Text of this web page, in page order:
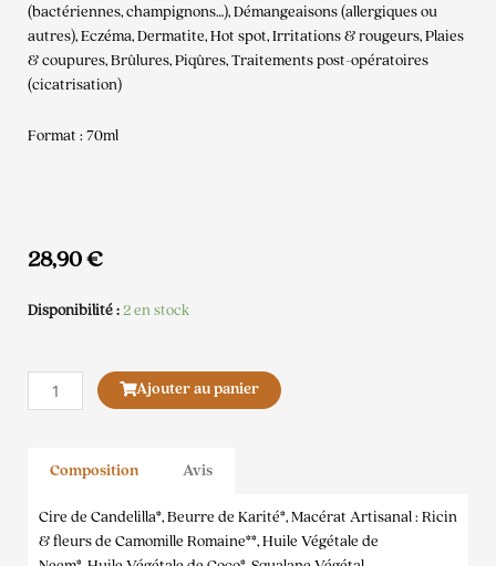
(bactériennes, champignons…), Démangeaisons (allergiques ou
autres), Eczéma, Dermatite, Hot spot, Irritations & rougeurs, Plaies
& coupures, Brûlures, Piqûres, Traitements post-opératoires
(cicatrisation)
Format : 70ml
28,90€
Disponibilité :2 en stock
quantité
de
Ajouter au panier
Composition Avis
Cire de Candelilla*, Beurre de Karité*, Macérat Artisanal : Ricin
& fleurs de Camomille Romaine**, Huile Végétale de